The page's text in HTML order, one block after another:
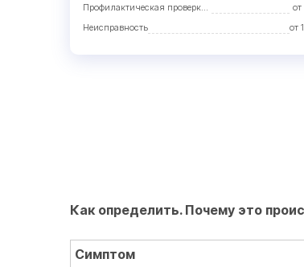
от
Неисправность
от
Как определить. Почему это
Симптом